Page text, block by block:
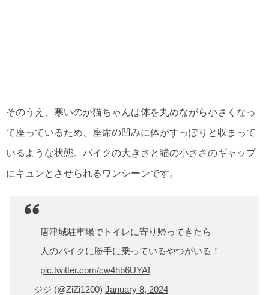
そのうえ、寒いのか猫ちゃんは体を丸めながら小さくなっ
て座っているため、座席の凹みに体がすっぽりと収まって
いるような状態。バイクの大きさと猫の小ささのギャップ
にキュンとさせられるワンシーンです。
唐津城駐車場でトイレに寄り帰ってきたら
人のバイクに勝手に乗っているやつがいる！
pic.twitter.com/cw4hb6UYAf
— ジジ (@ZiZi1200) January 8, 2024